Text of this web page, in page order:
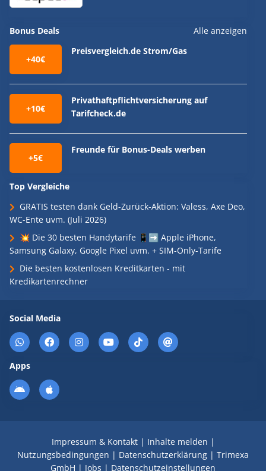
Bonus Deals Alle anzeigen
+40€
Preisvergleich.de Strom/Gas
+10€
Privathaftpflichtversicherung auf
Tarifcheck.de
+5€
Freunde für Bonus-Deals werben
Top Vergleiche
GRATIS testen dank Geld-Zurück-Aktion: Valess, Axe Deo,
WC-Ente uvm. (Juli 2026)
💥 Die 30 besten Handytarife 📱➡️ Apple iPhone,
Samsung Galaxy, Google Pixel uvm. + SIM-Only-Tarife
Die besten kostenlosen Kreditkarten - mit
Kredikartenrechner
Social Media
Apps
Impressum & Kontakt| Inhalte melden |
Nutzungsbedingungen | Datenschutzerklärung | Trimexa
GmbH | Jobs | Datenschutzeinstellungen